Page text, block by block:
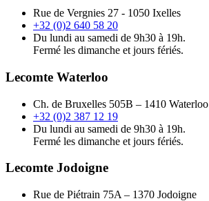
Rue de Vergnies 27 - 1050 Ixelles
+32 (0)2 640 58 20
Du lundi au samedi de 9h30 à 19h.
Fermé les dimanche et jours fériés.
Lecomte Waterloo
Ch. de Bruxelles 505B – 1410 Waterloo
+32 (0)2 387 12 19
Du lundi au samedi de 9h30 à 19h.
Fermé les dimanche et jours fériés.
Lecomte Jodoigne
Rue de Piétrain 75A – 1370 Jodoigne